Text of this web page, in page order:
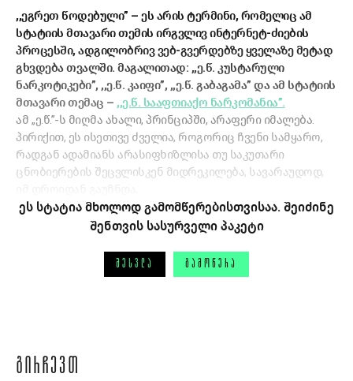
,,ეგრეთ წოდებული” – ეს არის ტერმინი, რომელიც ამ
სტატიის მთავარი თემის ირგვლივ ინტერნეტ-ძიების
პროცესში, ადგილობრივ ვებ-გვერდებზე ყველაზე მეტად
გხვდება თვალში. მაგალითად: ,,ე.წ. კუსტარული
ნარკოტიკები”, ,,ე.წ. კაიფი”, ,,ე.წ. გაბაგამა” და ამ სტატიის
მთავარი თემაც – ,,ე.წ. სააფთიაქო ნარკომანია”.
ამ ,,ე.წ.”-ს მიღმა ახალი, პრინციპში, არაფერი იმალება.
პირიქით, ეს ისეთივე ძველია, როგორიც ჩვენი სამყარო,
რადგან ადამიანს არასიფხიზლისა თუ საკუთარი
ცნობიერების შეცვლისკენ მიდრეკილება, სავარაუდოდ,
ეს სტატია მხოლოდ გამომწერებისთვისაა. შეიძინე
შენთვის სასურველი პაკეტი
ᲨᲔᲡᲕᲚᲐ ᲒᲐᲛᲝᲬᲔᲠᲐ
ᲒᲘᲠᲩᲔᲕᲗ